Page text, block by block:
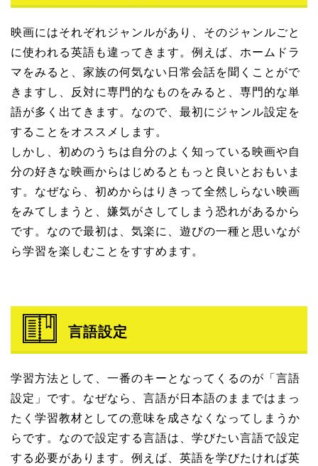
映画にはそれぞれジャンルがあり、そのジャンルごと
に使われる英語も違ってきます。例えば、ホームドラ
マをみると、家族の何気ない日常会話を聞くことがで
きますし、反対に専門的なものをみると、専門的な単
語が多く出てきます。なので、最初にジャンル設定を
することをオススメします。
しかし、初めのうちは自分のよく知っている映画や自
分の好きな映画からはじめるともっと良いとおもいま
す。なぜなら、初めからはりきって全然しらない映画
をみてしまうと、嫌気がさしてしまう恐れがあるから
です。なので最初は、気楽に、遊びの一種と思いなが
ら学習を楽しむことをすすめます。
言語設定
学習方法として、一番のキーとなってくるのが「言語
設定」です。なぜなら、言語が日本語のままではまっ
たく学習教材としての意味を成さなくなってしまうか
らです。なので設定する言語は、学びたい言語で設定
する必要があります。例えば、英語を学びたければ英